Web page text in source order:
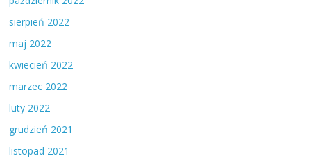
sierpień 2022
maj 2022
kwiecień 2022
marzec 2022
luty 2022
grudzień 2021
listopad 2021